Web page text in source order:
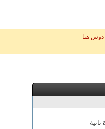
دوس هنا